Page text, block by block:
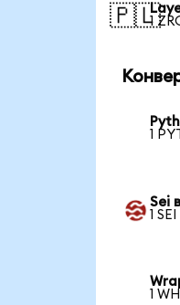
🇵🇱
1
1
Sei
1
1